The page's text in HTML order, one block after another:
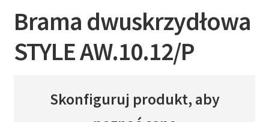
Brama dwuskrzydłowa
STYLE AW.10.12/P
Skonfiguruj produkt, aby